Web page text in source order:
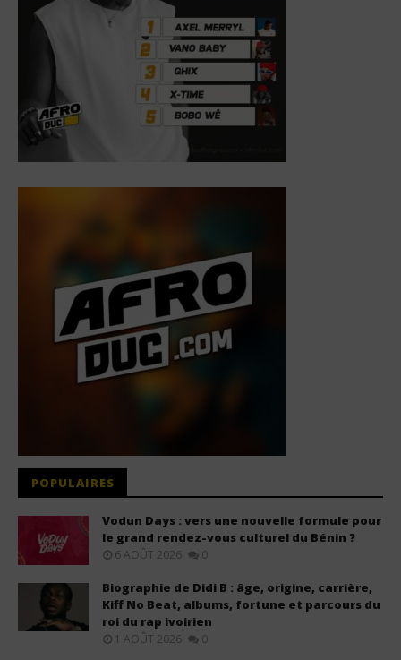
POPULAIRES
Vodun Days : vers une nouvelle formule pour
le grand rendez-vous culturel du Bénin ?
6 AOÛT 2026 0
Biographie de Didi B : âge, origine, carrière,
Kiff No Beat, albums, fortune et parcours du
roi du rap ivoirien
1 AOÛT 2026 0